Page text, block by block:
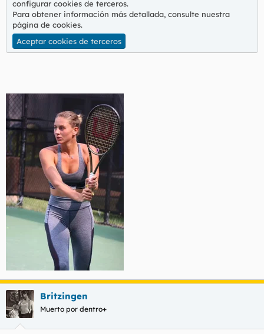
configurar cookies de terceros.
Para obtener información más detallada, consulte nuestra
página de cookies.
Aceptar cookies de terceros
Britzingen
Muerto por dentro+